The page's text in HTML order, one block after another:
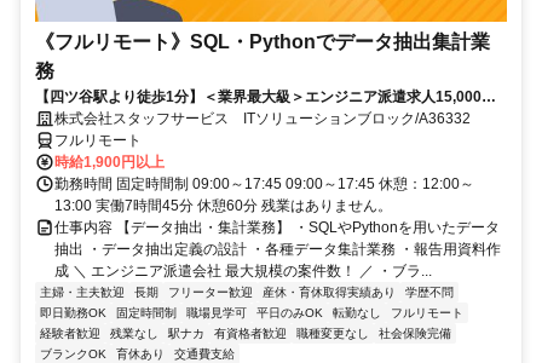
《フルリモート》SQL・Pythonでデータ抽出集計業
務
【四ツ谷駅より徒歩1分】＜業界最大級＞エンジニア派遣求人15,000件
以上◎ 来社不要のカンタン登録→最短2日で就業可能！！
株式会社スタッフサービス ITソリューションブロック/A36332
フルリモート
時給1,900円以上
勤務時間 固定時間制 09:00～17:45 09:00～17:45 休憩：12:00～
13:00 実働7時間45分 休憩60分 残業はありません。
仕事内容 【データ抽出・集計業務】 ・SQLやPythonを用いたデータ
抽出 ・データ抽出定義の設計 ・各種データ集計業務 ・報告用資料作
成 ＼ エンジニア派遣会社 最大規模の案件数！ ／ ・ブラ...
主婦・主夫歓迎 長期 フリーター歓迎 産休・育休取得実績あり
学歴不問
即日勤務OK
固定時間制 職場見学可 平日のみOK 転勤なし
フルリモート
経験者歓迎
残業なし 駅ナカ 有資格者歓迎 職種変更なし
社会保険完備
ブランクOK
育休あり 交通費支給